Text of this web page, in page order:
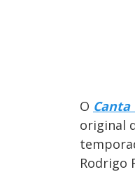
O Canta
original
Rodrigo